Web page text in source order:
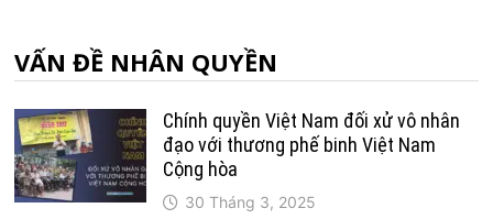
VẤN ĐỀ NHÂN QUYỀN
Chính quyền Việt Nam đối xử vô nhân
đạo với thương phế binh Việt Nam
Cộng hòa
30 Tháng 3, 2025